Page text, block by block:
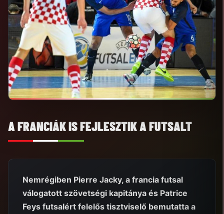
A FRANCIÁK IS FEJLESZTIK A FUTSALT
Nemrégiben Pierre Jacky, a francia futsal
válogatott szövetségi kapitánya és Patrice
Feys futsalért felelős tisztviselő bemutatta a